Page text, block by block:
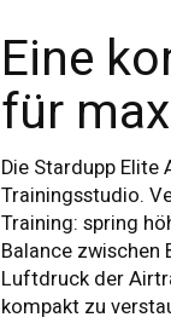
Eine
für
Die Stardupp
Trainingsstudio.
Training: spring
Balance zwischen
Luftdruck der
kompakt zu